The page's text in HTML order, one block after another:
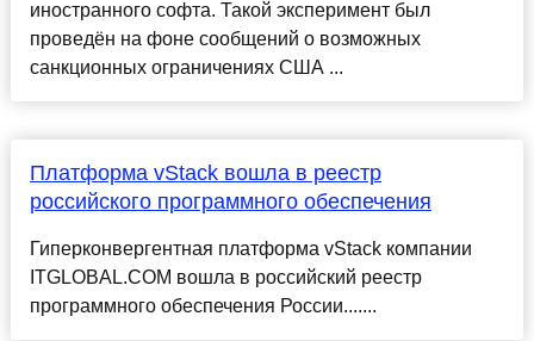
иностранного софта. Такой эксперимент был
проведён на фоне сообщений о возможных
санкционных ограничениях США ...
Платформа vStack вошла в реестр
российского программного обеспечения
Гиперконвергентная платформа vStack компании
ITGLOBAL.COM вошла в российский реестр
программного обеспечения России.......